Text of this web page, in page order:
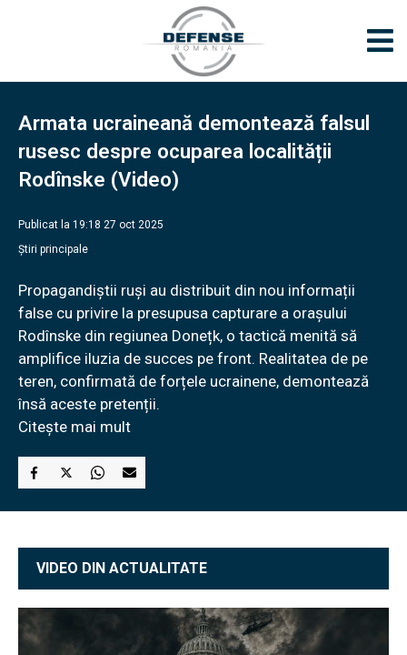
Armata ucraineană demontează falsul
rusesc despre ocuparea localității
Rodînske (Video)
Publicat la 19:18 27 oct 2025
Știri principale
Propagandiștii ruși au distribuit din nou informații
false cu privire la presupusa capturare a orașului
Rodînske din regiunea Donețk, o tactică menită să
amplifice iluzia de succes pe front. Realitatea de pe
teren, confirmată de forțele ucrainene, demontează
însă aceste pretenții.
Citește mai mult
VIDEO DIN ACTUALITATE